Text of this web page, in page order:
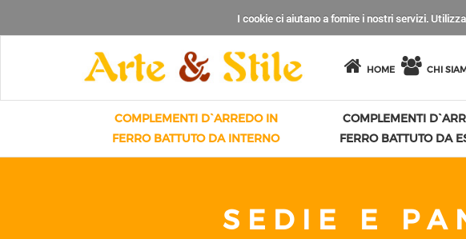
I cookie ci aiutano a fornire i nostri servizi.
HOME CHI
COMPLEMENTI D`ARREDO IN
FERRO BATTUTO DA INTERNO
COMPLEMENTI
FERRO BATTUTO DA
SEDIE E